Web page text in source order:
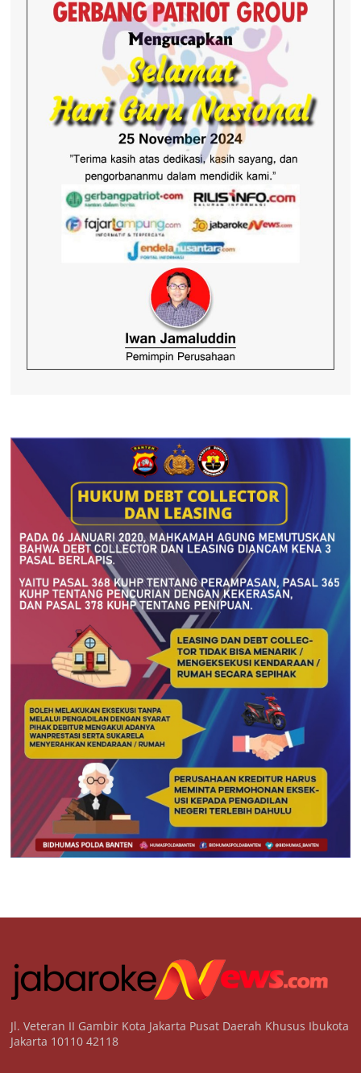
Jl. Veteran II Gambir Kota Jakarta Pusat Daerah Khusus Ibukota
Jakarta 10110 42118